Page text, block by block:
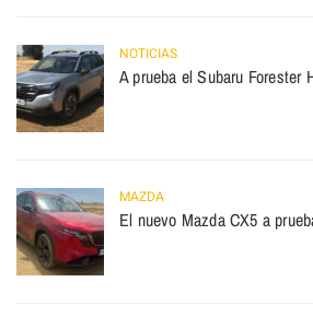
NOTICIAS
A prueba el Subaru Forester
MAZDA
El nuevo Mazda CX5 a